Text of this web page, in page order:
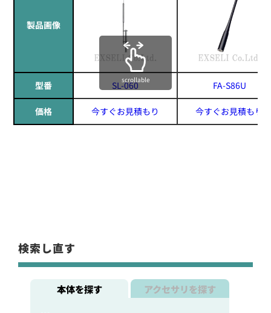
製品画像
型番 SL-060 FA-S86U
価格 今すぐお見積もり 今すぐお見積もり
scrollable
検索し直す
本体を探す アクセサリを探す